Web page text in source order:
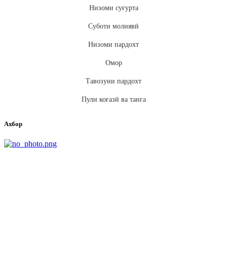
Низоми суғурта
Суботи молиявӣ
Низоми пардохт
Омор
Тавозуни пардохт
Пули коғазӣ ва танга
Ахбор